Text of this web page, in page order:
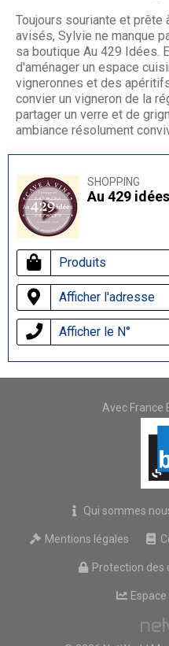
Toujours souriante et
avisés, Sylvie ne manque
sa boutique Au 429 Idées.
d'aménager un espace
vigneronnes et des
convier un vigneron de la
partager un verre et de
ambiance résolument
SHOPPING
Au 429
Produits
Afficher l'adresse
Afficher le N°
Avec France
Qui sommes
Mentions légales
Protection des